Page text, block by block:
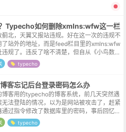
Typecho如何删除xmlns:wfw这一栏
蓟北，天翼又报站违规。好在这一次的违规不
了站外的地址，而是feed栏目里的xmlns:wfw
违规了。违反了啥不清楚，但自从《小鸟数
阿里云之后，日均流量本身已经是个位数，
说无关痛痒吧...
typecho
客忘记后台登录密码怎么办
博客用的typecho的博客系统，前几天突然遇
无法登陆的情况，以为是网站被攻击了，赶紧
过指令修改了数据库里的密码，事后回忆似
司修改过密码，但忘记在家里更新浏览器自
所导致的 T_T...
typecho